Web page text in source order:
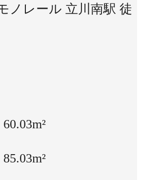
ノレール 立川南駅 徒
60.03m²
85.03m²